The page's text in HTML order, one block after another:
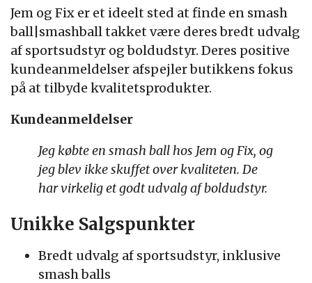
Jem og Fix er et ideelt sted at finde en smash
ball|smashball takket være deres bredt udvalg
af sportsudstyr og boldudstyr. Deres positive
kundeanmeldelser afspejler butikkens fokus
på at tilbyde kvalitetsprodukter.
Kundeanmeldelser
Jeg købte en smash ball hos Jem og Fix, og
jeg blev ikke skuffet over kvaliteten. De
har virkelig et godt udvalg af boldudstyr.
Unikke Salgspunkter
Bredt udvalg af sportsudstyr, inklusive
smash balls